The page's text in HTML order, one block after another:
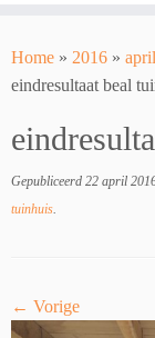
to
content
Home » 2016 » april
eindresultaat beal
Gepubliceerd 22 april
tuinhuis
← Vorige